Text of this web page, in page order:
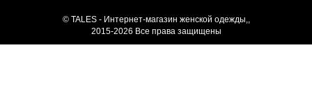
© TALES - Интернет-магазин женской одежды,,
2015-2026 Все права защищены